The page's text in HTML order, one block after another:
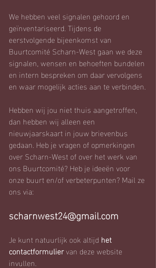
We hebben veel signalen gehoord en
geïnventariseerd. Tijdens de
eerstvolgende bijeenkomst van
Buurtcomité Scharn-West gaan we deze
signalen, wensen en behoeften bundelen
en intern bespreken om daar vervolgens
en waar mogelijk acties aan te verbinden.
Hebben wij jou niet thuis aangetroffen,
dan hebben wij alleen een
nieuwjaarskaart in jouw brievenbus
gedaan. Heb je vragen of opmerkingen
over Scharn-West of over het werk van
ons Buurtcomité? Heb je ideeën voor
onze buurt en/of verbeterpunten? Mail ze
ons via:
scharnwest24@gmail.com
Je kunt natuurlijk ook altijd het
contactformulier van deze website
invullen.